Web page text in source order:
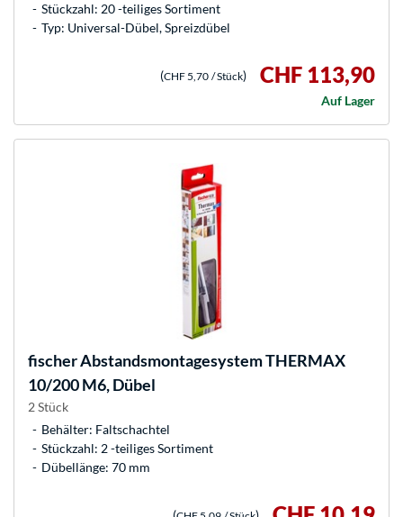
Stückzahl: 20 -teiliges Sortiment
Typ: Universal-Dübel, Spreizdübel
(CHF 5,70 / Stück) CHF 113,90
Auf Lager
fischerAbstandsmontagesystem THERMAX
10/200 M6, Dübel
2 Stück
Behälter: Faltschachtel
Stückzahl: 2 -teiliges Sortiment
Dübellänge: 70 mm